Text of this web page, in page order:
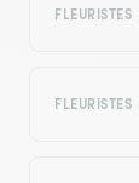
FLEURISTES
FLEURISTES